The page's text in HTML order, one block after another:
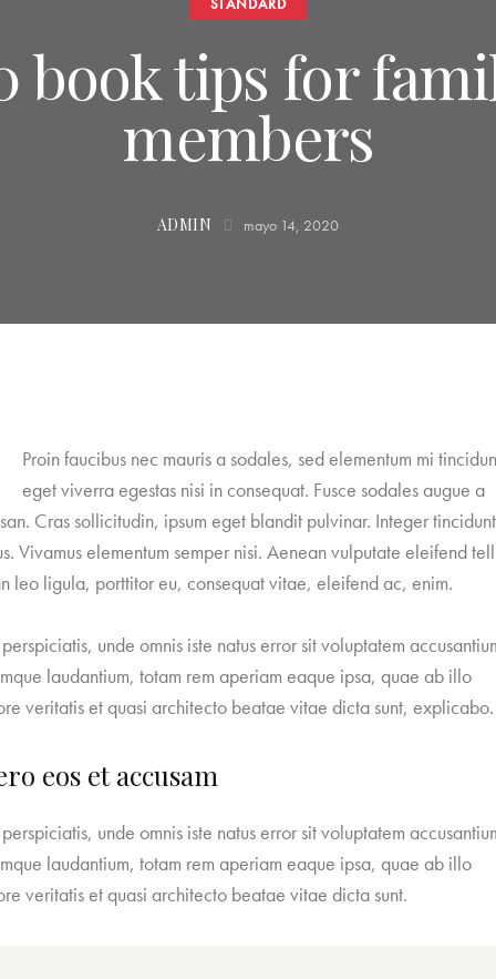
book tips for
members
ADMIN mayo 14, 2020
Proin faucibus nec mauris a sodales, sed elementum mi
eget viverra egestas nisi in consequat. Fusce sodales augue a
Cras sollicitudin, ipsum eget blandit pulvinar. Integer
Vivamus elementum semper nisi. Aenean vulputate eleifend
leo ligula, porttitor eu, consequat vitae, eleifend ac, enim.
unde omnis iste natus error sit voluptatem
laudantium, totam rem aperiam eaque ipsa, quae ab illo
veritatis et quasi architecto beatae vitae dicta sunt, explicabo.
eos et accusam
unde omnis iste natus error sit voluptatem
laudantium, totam rem aperiam eaque ipsa, quae ab illo
veritatis et quasi architecto beatae vitae dicta sunt.